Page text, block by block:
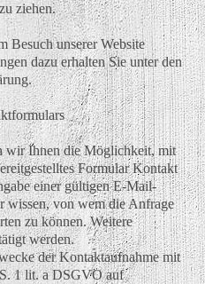
ziehen.
Besuch unserer Website
dazu erhalten Sie unter den
wir Ihnen die Möglichkeit, mit
Formular Kontakt
einer gültigen E-Mail-
wissen, von wem die Anfrage
zu können. Weitere
werden.
der Kontaktaufnahme mit
1 lit. a DSGVO auf